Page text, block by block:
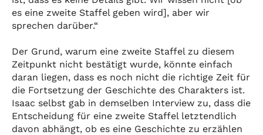
es eine zweite Staffel geben wird], aber wir
sprechen darüber.“
Der Grund, warum eine zweite Staffel zu diesem
Zeitpunkt nicht bestätigt wurde, könnte einfach
daran liegen, dass es noch nicht die richtige Zeit für
die Fortsetzung der Geschichte des Charakters ist.
Isaac selbst gab in demselben Interview zu, dass die
Entscheidung für eine zweite Staffel letztendlich
davon abhängt, ob es eine Geschichte zu erzählen